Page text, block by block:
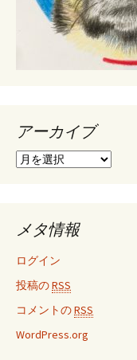
アーカイブ
ア
ブ
メタ情報
ログイン
投稿のRSS
コメントのRSS
WordPress.org